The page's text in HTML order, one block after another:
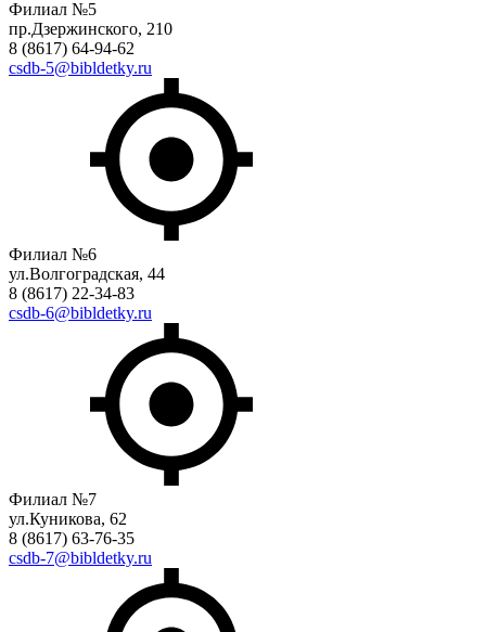
Филиал №5
пр.Дзержинского, 210
8 (8617) 64-94-62
csdb-5@bibldetky.ru
Филиал №6
ул.Волгоградская, 44
8 (8617) 22-34-83
csdb-6@bibldetky.ru
Филиал №7
ул.Куникова, 62
8 (8617) 63-76-35
csdb-7@bibldetky.ru